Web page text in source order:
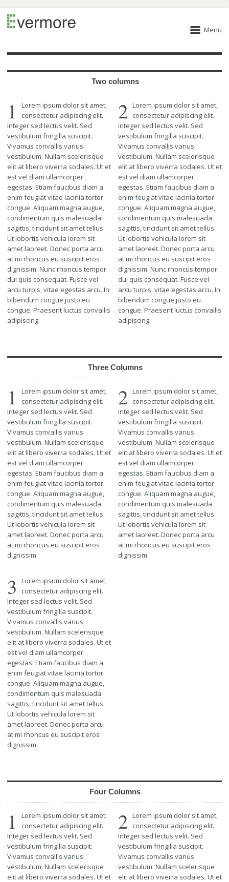
Menu
Two columns
1
Lorem ipsum dolor sit amet,
consectetur adipiscing elit.
Integer sed lectus velit. Sed
vestibulum fringilla suscipit.
Vivamus convallis varius
vestibulum. Nullam scelerisque
elit at libero viverra sodales. Ut et
est vel diam ullamcorper
egestas. Etiam faucibus diam a
enim feugiat vitae lacinia tortor
congue. Aliquam magna augue,
condimentum quis malesuada
sagittis, tincidunt sit amet tellus.
Ut lobortis vehicula lorem sit
amet laoreet. Donec porta arcu
at mi rhoncus eu suscipit eros
dignissim. Nunc rhoncus tempor
dui quis consequat. Fusce vel
arcu turpis, vitae egestas arcu. In
bibendum congue justo eu
congue. Praesent luctus convallis
adipiscing.
2 Lorem ipsum dolor sit amet,
consectetur adipiscing elit.
Integer sed lectus velit. Sed
vestibulum fringilla suscipit.
Vivamus convallis varius
vestibulum. Nullam scelerisque
elit at libero viverra sodales. Ut et
est vel diam ullamcorper
egestas. Etiam faucibus diam a
enim feugiat vitae lacinia tortor
congue. Aliquam magna augue,
condimentum quis malesuada
sagittis, tincidunt sit amet tellus.
Ut lobortis vehicula lorem sit
amet laoreet. Donec porta arcu
at mi rhoncus eu suscipit eros
dignissim. Nunc rhoncus tempor
dui quis consequat. Fusce vel
arcu turpis, vitae egestas arcu. In
bibendum congue justo eu
congue. Praesent luctus convallis
adipiscing.
Three Columns
1
Lorem ipsum dolor sit amet,
consectetur adipiscing elit.
Integer sed lectus velit. Sed
vestibulum fringilla suscipit.
Vivamus convallis varius
vestibulum. Nullam scelerisque
elit at libero viverra sodales. Ut et
est vel diam ullamcorper
egestas. Etiam faucibus diam a
enim feugiat vitae lacinia tortor
congue. Aliquam magna augue,
condimentum quis malesuada
sagittis, tincidunt sit amet tellus.
Ut lobortis vehicula lorem sit
amet laoreet. Donec porta arcu
at mi rhoncus eu suscipit eros
dignissim.
2 Lorem ipsum dolor sit amet,
consectetur adipiscing elit.
Integer sed lectus velit. Sed
vestibulum fringilla suscipit.
Vivamus convallis varius
vestibulum. Nullam scelerisque
elit at libero viverra sodales. Ut et
est vel diam ullamcorper
egestas. Etiam faucibus diam a
enim feugiat vitae lacinia tortor
congue. Aliquam magna augue,
condimentum quis malesuada
sagittis, tincidunt sit amet tellus.
Ut lobortis vehicula lorem sit
amet laoreet. Donec porta arcu
at mi rhoncus eu suscipit eros
dignissim.
3
Lorem ipsum dolor sit amet,
consectetur adipiscing elit.
Integer sed lectus velit. Sed
vestibulum fringilla suscipit.
Vivamus convallis varius
vestibulum. Nullam scelerisque
elit at libero viverra sodales. Ut et
est vel diam ullamcorper
egestas. Etiam faucibus diam a
enim feugiat vitae lacinia tortor
congue. Aliquam magna augue,
condimentum quis malesuada
sagittis, tincidunt sit amet tellus.
Ut lobortis vehicula lorem sit
amet laoreet. Donec porta arcu
at mi rhoncus eu suscipit eros
dignissim.
Four Columns
1
Lorem ipsum dolor sit amet,
consectetur adipiscing elit.
Integer sed lectus velit. Sed
vestibulum fringilla suscipit.
Vivamus convallis varius
vestibulum. Nullam scelerisque
elit at libero viverra sodales. Ut et
2 Lorem ipsum dolor sit amet,
consectetur adipiscing elit.
Integer sed lectus velit. Sed
vestibulum fringilla suscipit.
Vivamus convallis varius
vestibulum. Nullam scelerisque
elit at libero viverra sodales. Ut et